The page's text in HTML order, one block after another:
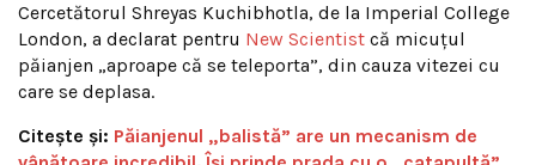
Cercetătorul Shreyas Kuchibhotla, de la Imperial College
London, a declarat pentru New Scientist că micuțul
păianjen „aproape că se teleporta”, din cauza vitezei cu
care se deplasa.
Citește și: Păianjenul „balistă” are un mecanism de